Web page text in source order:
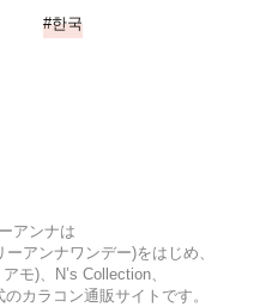
한국
アンナは
アンナワンデー)をはじめ、
モ)、N’s Collection、
カラコン通販サイトです。